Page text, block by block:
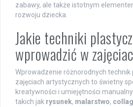
zabawy, ale także istotnym
rozwoju dziecka.
Jakie techniki
wprowadzić w
Wprowadzenie różnorodnych technik
zajęciach artystycznych to świetny
kreatywności i umiejętności
takich jak rysunek, malarstwo,